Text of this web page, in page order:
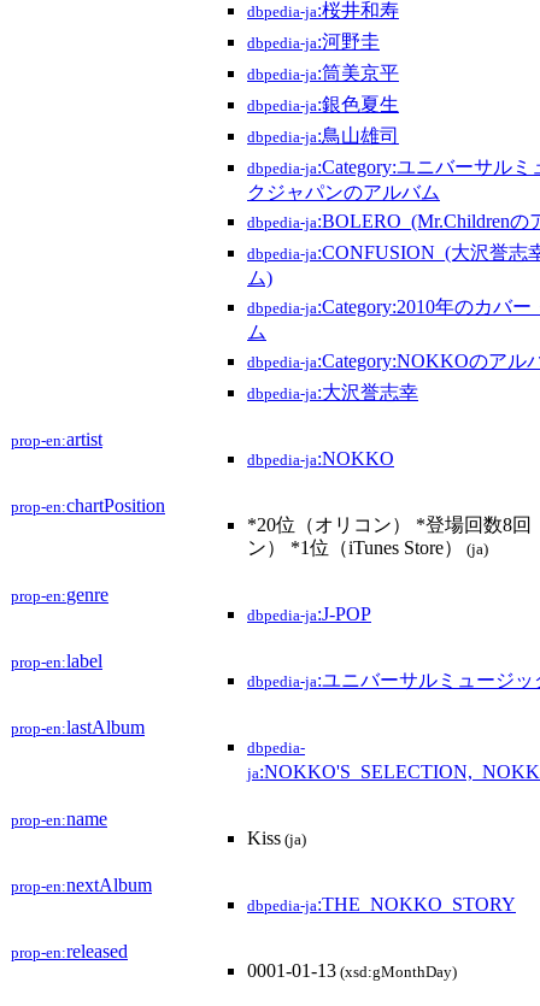
dbpedia-ja:桜井和寿
dbpedia-ja:河野圭
dbpedia-ja:筒美京平
dbpedia-ja:銀色夏生
dbpedia-ja:鳥山雄司
dbpedia-ja:Category:ユニバーサルミ
クジャパンのアルバム
dbpedia-ja:BOLERO_(Mr.Childrenの
dbpedia-ja:CONFUSION_(大沢誉志
ム)
dbpedia-ja:Category:2010年のカバ
ム
dbpedia-ja:Category:NOKKOのアル
dbpedia-ja:大沢誉志幸
prop-en:artist
dbpedia-ja:NOKKO
prop-en:chartPosition
*20位（オリコン） *登場回数8回
ン） *1位（iTunes Store）
(ja)
prop-en:genre
dbpedia-ja:J-POP
prop-en:label
dbpedia-ja:ユニバーサルミュージッ
prop-en:lastAlbum
dbpedia-
ja
prop-en:name
Kiss (ja)
prop-en:nextAlbum
dbpedia-ja:THE_NOKKO_STORY
prop-en:released
0001-01-13 (xsd:gMonthDay)